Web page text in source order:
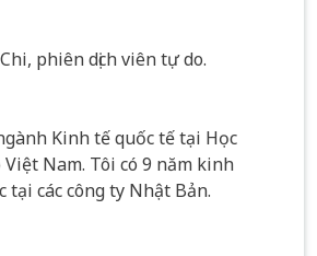
phiên dịch viên tự do.
Kinh tế quốc tế tại Học
Nam. Tôi có 9 năm kinh
tại các công ty Nhật Bản.